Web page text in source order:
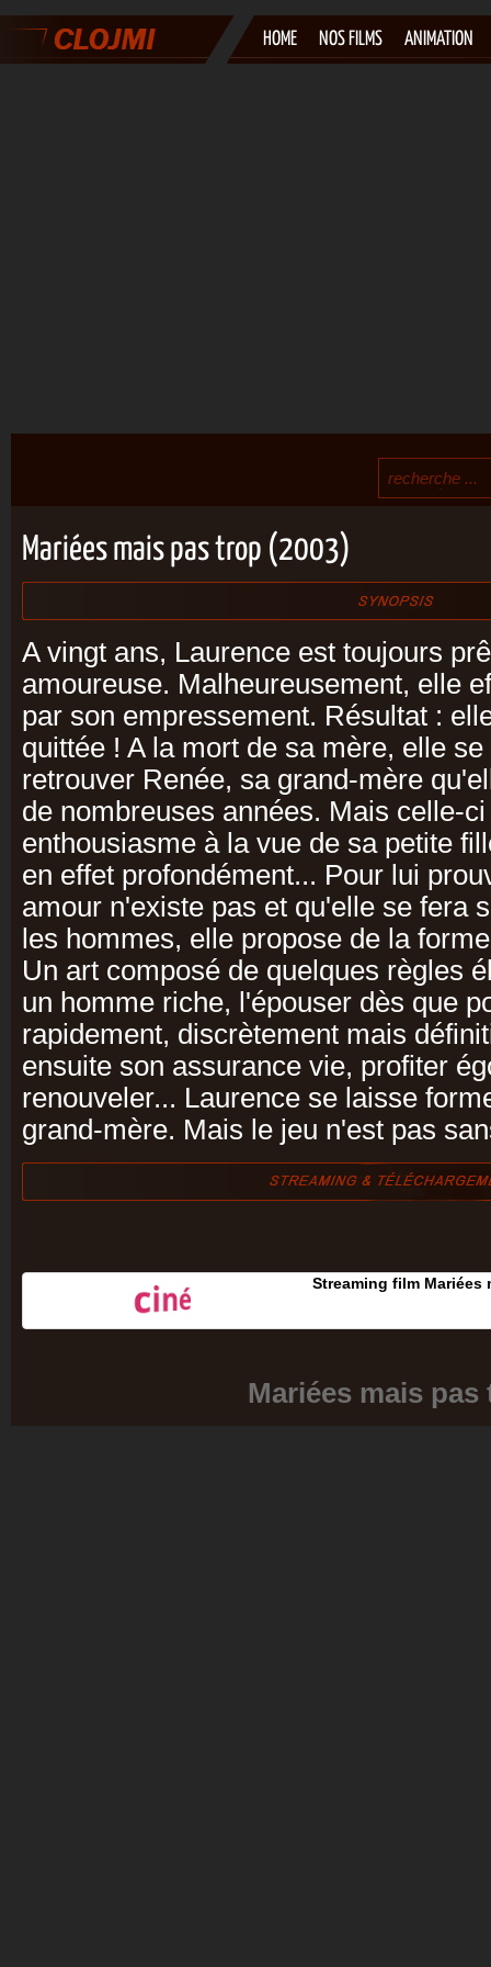
HOME NOS FILMS ANIMATION
Mariées mais pas trop (2003)
A vingt ans, Laurence est toujours
amoureuse. Malheureusement, elle
par son empressement. Résultat :
quittée ! A la mort de sa mère, elle
retrouver Renée, sa grand-mère
de nombreuses années. Mais celle-
enthousiasme à la vue de sa petite
en effet profondément... Pour lui
amour n'existe pas et qu'elle se fera
les hommes, elle propose de la
Un art composé de quelques règles
un homme riche, l'épouser dès que
rapidement, discrètement mais
ensuite son assurance vie, profiter
renouveler... Laurence se laisse
grand-mère. Mais le jeu n'est pas
Streaming film Mariées
Mariées mais pas